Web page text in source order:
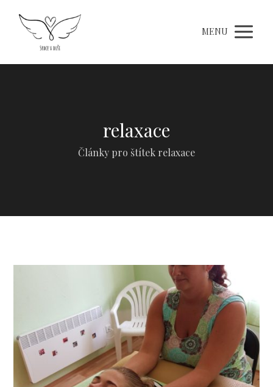
MENU
relaxace
Články pro štítek relaxace